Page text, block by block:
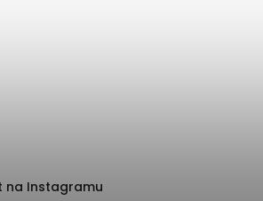
na Instagramu